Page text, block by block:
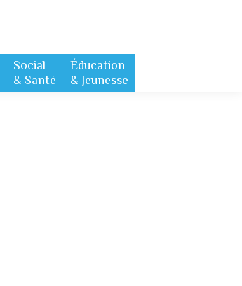
Social
& Santé
Éducation
& Jeunesse